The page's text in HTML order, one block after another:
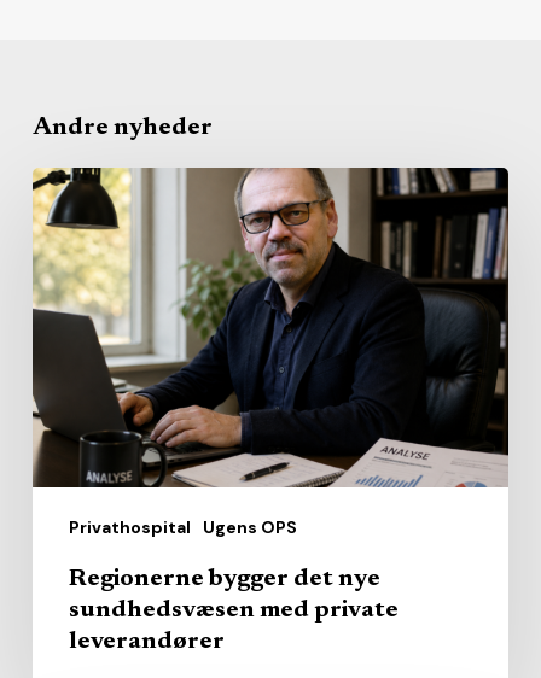
Andre nyheder
Privathospital Ugens OPS
Regionerne
bygger
det
nye
sundhedsvæsen
private
leverandører
Regionerne bygger det nye
sundhedsvæsen med private
leverandører